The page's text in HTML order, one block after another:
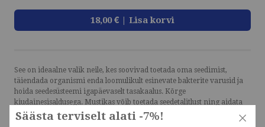
18,00 € | Lisa korvi
See on ideaalne valik neile, kes soovivad toetada oma seedimist,
täiendada organismi enda loomulikult esinevate bakterite varusid ja
hoida seedesüsteemi igapäevaselt tasakaalus. Kõrge
kiudainesisaldusega. Mustikas võib toetada seedetalitlust ning aidata
kaasa normaalsele süsivesikute, lipiidide ja valkude ainevahetusele.
Säästa terviselt alati -7%!